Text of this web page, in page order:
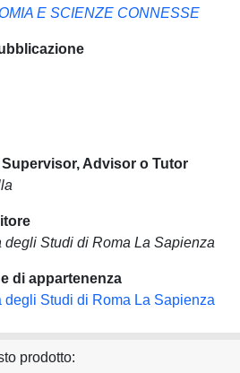
E SCIENZE CONNESSE
Supervisor, Advisor o Tutor
degli Studi di Roma La Sapienza
di appartenenza
degli Studi di Roma La Sapienza
prodotto: